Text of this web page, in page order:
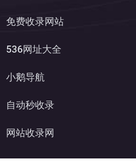
免费收录网站
536网址大全
小鹅导航
自动秒收录
网站收录网